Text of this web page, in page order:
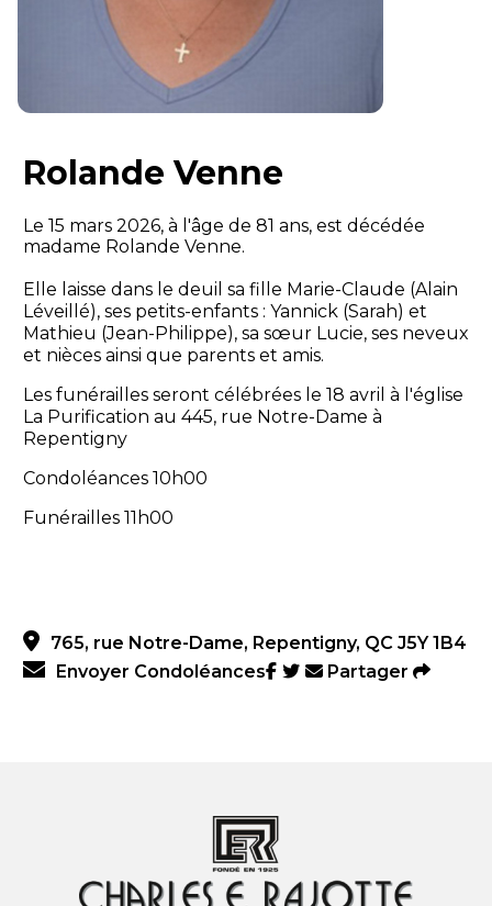
Rolande Venne
Le 15 mars 2026, à l'âge de 81 ans, est décédée
madame Rolande Venne.
Elle laisse dans le deuil sa fille Marie-Claude (Alain
Léveillé), ses petits-enfants : Yannick (Sarah) et
Mathieu (Jean-Philippe), sa sœur Lucie, ses neveux
et nièces ainsi que parents et amis.
Les funérailles seront célébrées le 18 avril à l'église
La Purification au 445, rue Notre-Dame à
Repentigny
Condoléances 10h00
Funérailles 11h00
765, rue Notre-Dame, Repentigny, QC J5Y 1B4
Envoyer Condoléances
Partager